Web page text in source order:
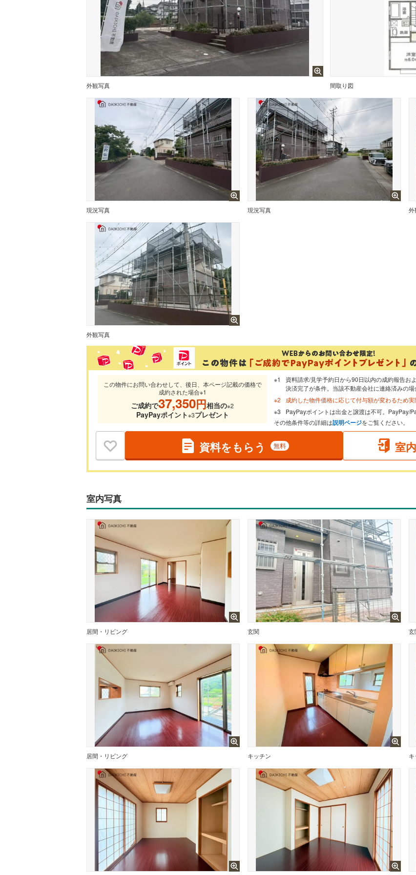
外観写真 間取り図
現況写真 現況写真 外
外観写真
この物件にお問い合わせして、後日、本ページ記載の価格で
成約された場合※1
ご成約で37,350円相当の※2
PayPayポイント※3プレゼント
資料請求/見学予約日から90日以内の成約報告お
決済完了が条件。当該不動産会社に連絡済みの場
成約した物件価格に応じて付与額が変わるため実
PayPayポイントは出金と譲渡は不可。PayPay/
その他条件等の詳細は説明ページをご覧ください。
資料をもらう 無料 室
室内写真
居間・リビング 玄関 玄
居間・リビング キッチン